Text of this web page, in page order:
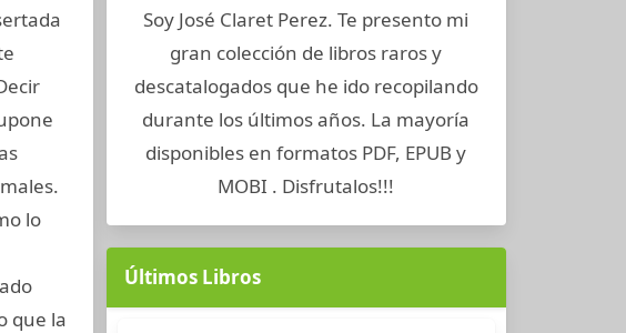
lo
que la
Soy José Claret Perez. Te presento mi
gran colección de libros raros y
descatalogados que he ido recopilando
durante los últimos años. La mayoría
disponibles en formatos PDF, EPUB y
MOBI . Disfrutalos!!!
Últimos Libros